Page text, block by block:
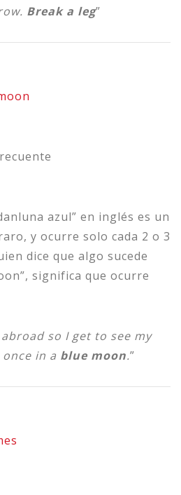
Break a leg”
azul” en inglés es un
y ocurre solo cada 2 o 3
dice que algo sucede
significa que ocurre
so I get to see my
in a blue moon.”